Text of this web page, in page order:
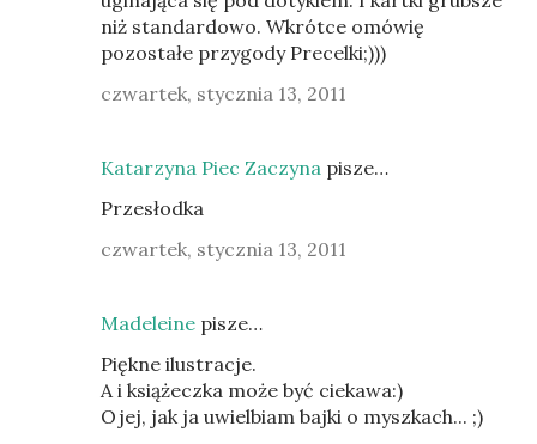
niż standardowo. Wkrótce omówię
pozostałe przygody Precelki;)))
czwartek, stycznia 13, 2011
Katarzyna Piec Zaczyna pisze…
Przesłodka
czwartek, stycznia 13, 2011
Madeleine pisze…
Piękne ilustracje.
A i książeczka może być ciekawa:)
Ojej, jak ja uwielbiam bajki o myszkach... ;)